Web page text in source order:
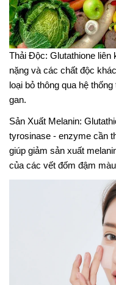
Thải Độc: Glutathione
nặng và các chất độc
loại bỏ thông qua hệ
gan.
Sản Xuất Melanin:
tyrosinase - enzyme cần
giúp giảm sản xuất
của các vết đốm đậm